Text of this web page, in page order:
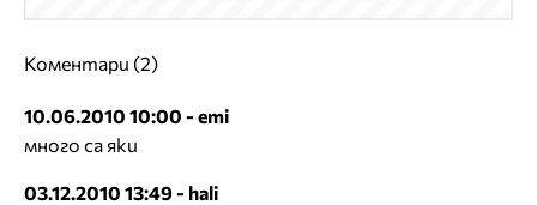
Коментари (2)
10.06.2010 10:00 - emi
много са яки
03.12.2010 13:49 - hali